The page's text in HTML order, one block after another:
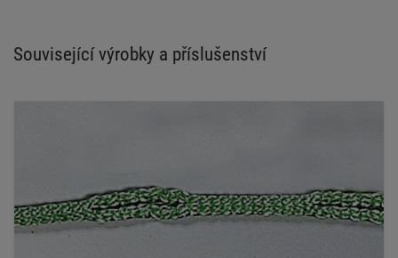
Související výrobky a příslušenství